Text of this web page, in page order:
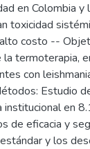
en Colombia
toxicidad
costo --
termoterapia,
con
Estudio
en
de eficacia y
y los